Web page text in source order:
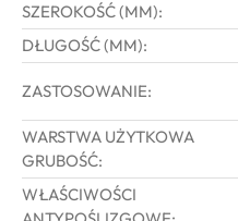
SZEROKOŚĆ (MM):
DŁUGOŚĆ (MM):
ZASTOSOWANIE:
WARSTWA UŻYTKOWA
GRUBOŚĆ:
WŁAŚCIWOŚCI